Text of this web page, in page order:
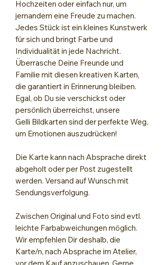
Hochzeiten oder einfach nur, um
jemandem eine Freude zu machen.
Jedes Stück ist ein kleines Kunstwerk
für sich und bringt Farbe und
Individualität in jede Nachricht.
Überrasche Deine Freunde und
Familie mit diesen kreativen Karten,
die garantiert in Erinnerung bleiben.
Egal, ob Du sie verschickst oder
persönlich überreichst, unsere
Gelli Bildkarten sind der perfekte Weg,
um Emotionen auszudrücken!
Die Karte kann nach Absprache direkt
abgeholt oder per Post zugestellt
werden. Versand auf Wunsch mit
Sendungsverfolgung.
Zwischen Original und Foto sind evtl.
leichte Farbabweichungen möglich.
Wir empfehlen Dir deshalb, die
Karte/n, nach Absprache im Atelier,